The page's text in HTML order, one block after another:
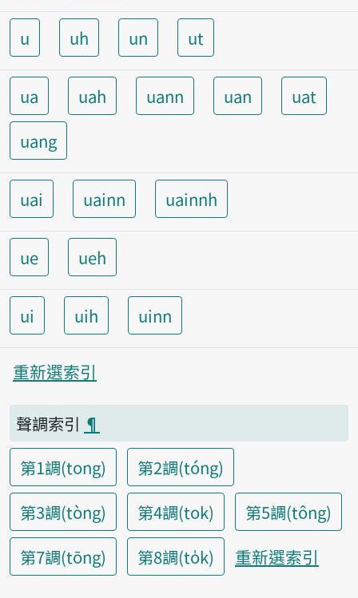
u uh un ut
ua uah uann uan
uat
uang
uai uainn uainnh
ue ueh
ui uih uinn
重新選索引
聲調索引 ¶
第1調(tong)
第2調(tóng)
第3調(tòng)
第4調(tok)
第5調(tông)
第7調(tōng)
第8調(to̍k) 重新選索引